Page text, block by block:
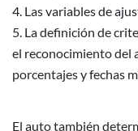
Las variables de
La definición de
el reconocimiento del
porcentajes y fechas
El auto también